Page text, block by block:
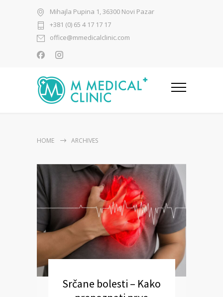
Mihajla Pupina 1, 36300 Novi Pazar
+381 (0) 65 4 17 17 17
office@mmedicalclinic.com
HOME ARCHIVES
Srčane bolesti – Kako